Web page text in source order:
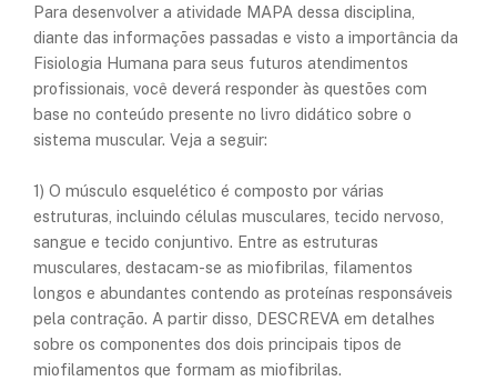
Para desenvolver a atividade MAPA dessa disciplina,
diante das informações passadas e visto a importância da
Fisiologia Humana para seus futuros atendimentos
profissionais, você deverá responder às questões com
base no conteúdo presente no livro didático sobre o
sistema muscular. Veja a seguir:
1) O músculo esquelético é composto por várias
estruturas, incluindo células musculares, tecido nervoso,
sangue e tecido conjuntivo. Entre as estruturas
musculares, destacam-se as miofibrilas, filamentos
longos e abundantes contendo as proteínas responsáveis
pela contração. A partir disso, DESCREVA em detalhes
sobre os componentes dos dois principais tipos de
miofilamentos que formam as miofibrilas.